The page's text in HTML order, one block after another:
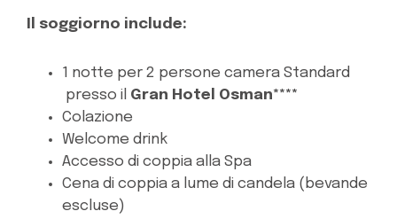
Il soggiorno include:
1 notte per 2 persone camera Standard
presso il Gran Hotel Osman****
Colazione
Welcome drink
Accesso di coppia alla Spa
Cena di coppia a lume di candela (bevande
escluse)